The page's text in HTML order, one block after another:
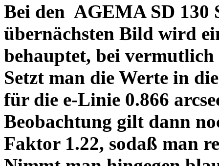
Bei den AGEMA SD 130
übernächsten Bild wird
behauptet, bei vermutlich
Setzt man die Werte in
für die e-Linie 0.866
Beobachtung gilt dann
Faktor 1.22, sodaß man